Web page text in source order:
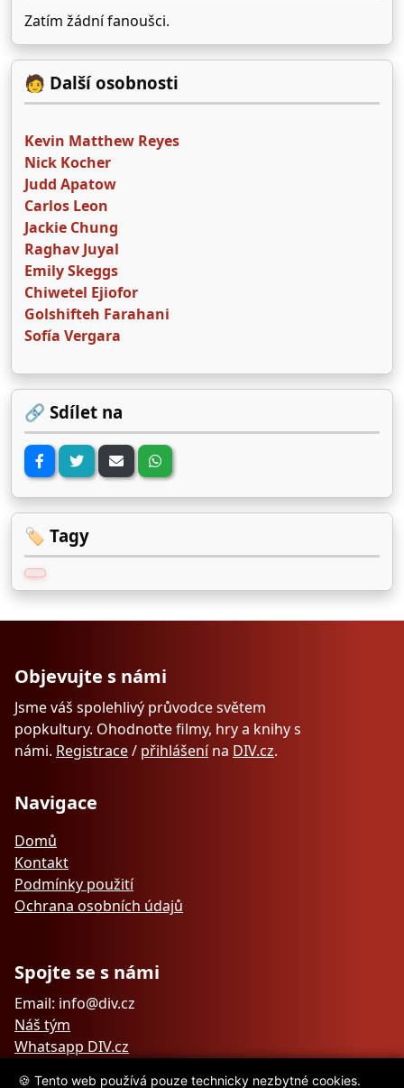
Zatím žádní fanoušci.
🧑 Další osobnosti
Kevin Matthew Reyes
Nick Kocher
Judd Apatow
Carlos Leon
Jackie Chung
Raghav Juyal
Emily Skeggs
Chiwetel Ejiofor
Golshifteh Farahani
Sofía Vergara
🔗 Sdílet na
🏷️ Tagy
Objevujte s námi
Jsme váš spolehlivý průvodce světem
popkultury. Ohodnoťte filmy, hry a knihy s
námi. Registrace/ přihlášenína DIV.cz.
Navigace
Domů
Kontakt
Podmínky použití
Ochrana osobních údajů
Spojte se s námi
Email: info@div.cz
Náš tým
Whatsapp DIV.cz
🍪 Tento web používá pouze technicky nezbytné cookies.